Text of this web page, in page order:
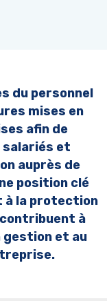
du personnel
mises en
afin de
et
auprès de
position clé
à la protection
à
gestion et au